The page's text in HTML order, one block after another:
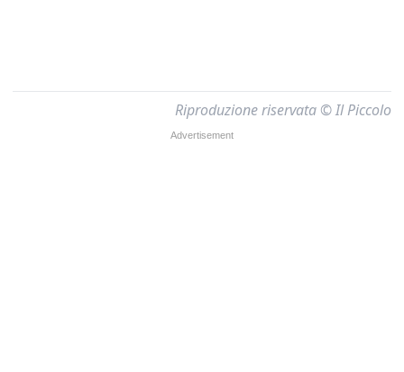
Riproduzione riservata © Il Piccolo